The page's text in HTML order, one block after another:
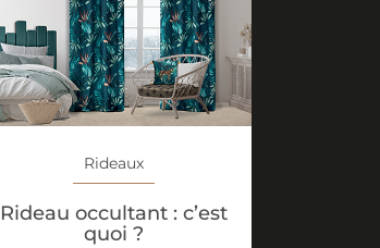
Rideaux
Rideau occultant : c’est
quoi ?